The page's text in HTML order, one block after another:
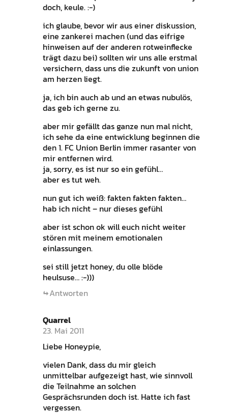
doch, keule. :-)
ich glaube, bevor wir aus einer diskussion,
eine zankerei machen (und das eifrige
hinweisen auf der anderen rotweinflecke
trägt dazu bei) sollten wir uns alle erstmal
versichern, dass uns die zukunft von union
am herzen liegt.
ja, ich bin auch ab und an etwas nubulös,
das geb ich gerne zu.
aber mir gefällt das ganze nun mal nicht,
ich sehe da eine entwicklung beginnen die
den 1. FC Union Berlin immer rasanter von
mir entfernen wird.
ja, sorry, es ist nur so ein gefühl…
aber es tut weh.
nun gut ich weiß: fakten fakten fakten…
hab ich nicht – nur dieses gefühl
aber ist schon ok will euch nicht weiter
stören mit meinem emotionalen
einlassungen.
sei still jetzt honey, du olle blöde
heulsuse… :-)))
Antworten
Quarrel
23. Mai 2011
Liebe Honeypie,
vielen Dank, dass du mir gleich
unmittelbar aufgezeigt hast, wie sinnvoll
die Teilnahme an solchen
Gesprächsrunden doch ist. Hatte ich fast
vergessen.